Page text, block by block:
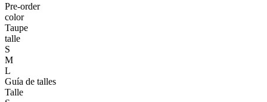
Pre-order
color
Taupe
talle
S
M
L
Guía de talles
Talle